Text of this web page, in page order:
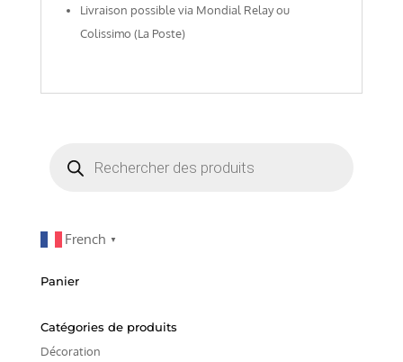
Livraison possible via Mondial Relay ou
Colissimo (La Poste)
produits
French ▼
Panier
Catégories de produits
Décoration